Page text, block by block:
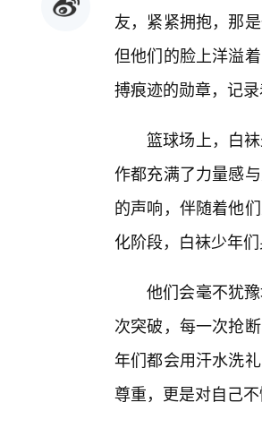
友，紧紧拥抱，那
但他们的脸上洋溢
搏痕迹的勋章，记录
篮球场上，白
作都充满了力量感
的声响，伴随着他
化阶段，白袜少年
他们会毫不犹
次突破，每一次抢
年们都会用汗水洗
尊重，更是对自己不